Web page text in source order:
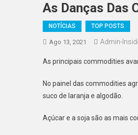
As Danças Das
NOTÍCIAS TOP POSTS
Ago 13, 2021 Admin-
As principais commodities
No painel das commodities
suco de laranja e algodão.
Açúcar e a soja são as mais